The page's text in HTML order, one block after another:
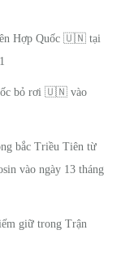
Hợp Quốc 🇺🇳 tại
bỏ rơi 🇺🇳 vào
bắc Triều Tiên từ
vào ngày 13 tháng
giữ trong Trận